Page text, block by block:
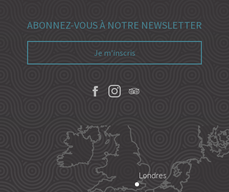
ABONNEZ-VOUS À NOTRE NEWSLETTER
Je m'inscris
Londres